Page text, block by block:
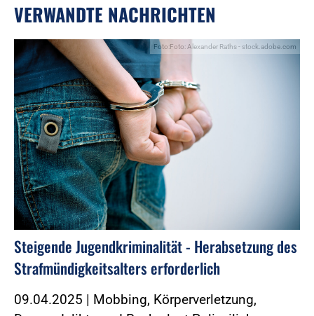
VERWANDTE NACHRICHTEN
Foto:Foto: Alexander Raths - stock.adobe.com
Steigende Jugendkriminalität - Herabsetzung des
Strafmündigkeitsalters erforderlich
09.04.2025 | Mobbing, Körperverletzung,